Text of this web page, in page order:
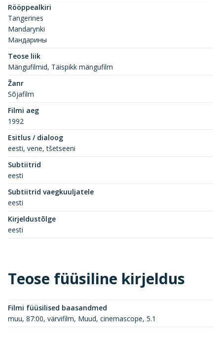
Rööppealkiri
Tangerines
Mandarynki
Мандарины
Teose liik
Mängufilmid, Täispikk mängufilm
Žanr
Sõjafilm
Filmi aeg
1992
Esitlus / dialoog
eesti, vene, tšetseeni
Subtiitrid
eesti
Subtiitrid vaegkuuljatele
eesti
Kirjeldustõlge
eesti
Teose füüsiline kirjeldus
Filmi füüsilised baasandmed
muu, 87:00, värvifilm, Muud, cinemascope, 5.1